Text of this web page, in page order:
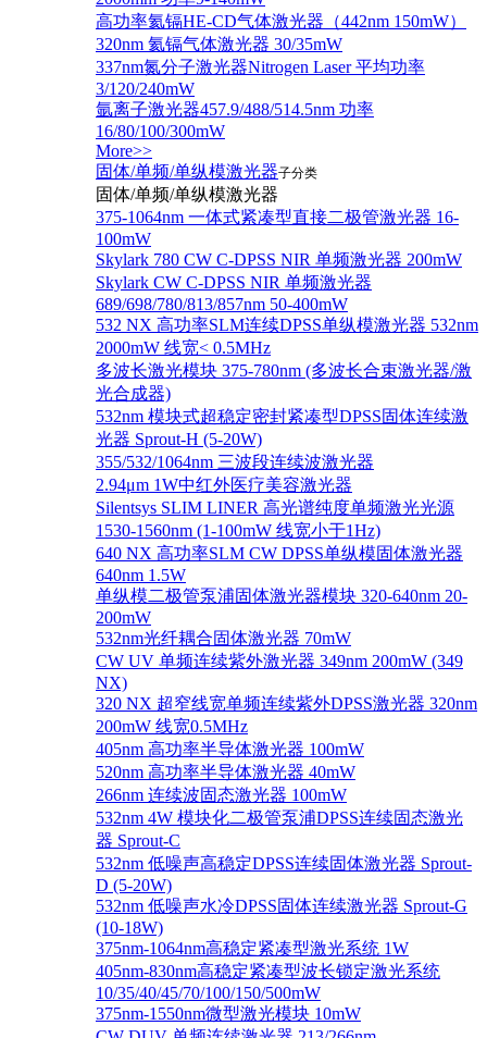
高功率氦镉HE-CD气体激光器（442nm 150mW）
320nm 氦镉气体激光器 30/35mW
337nm氮分子激光器Nitrogen Laser 平均功率
3/120/240mW
氩离子激光器457.9/488/514.5nm 功率
16/80/100/300mW
More>>
固体/单频/单纵模激光器子分类
固体/单频/单纵模激光器
375-1064nm 一体式紧凑型直接二极管激光器 16-
100mW
Skylark 780 CW C-DPSS NIR 单频激光器 200mW
Skylark CW C-DPSS NIR 单频激光器
689/698/780/813/857nm 50-400mW
532 NX 高功率SLM连续DPSS单纵模激光器 532nm
2000mW 线宽< 0.5MHz
多波长激光模块 375-780nm (多波长合束激光器/激
光合成器)
532nm 模块式超稳定密封紧凑型DPSS固体连续激
光器 Sprout-H (5-20W)
355/532/1064nm 三波段连续波激光器
2.94μm 1W中红外医疗美容激光器
Silentsys SLIM LINER 高光谱纯度单频激光光源
1530-1560nm (1-100mW 线宽小于1Hz)
640 NX 高功率SLM CW DPSS单纵模固体激光器
640nm 1.5W
单纵模二极管泵浦固体激光器模块 320-640nm 20-
200mW
532nm光纤耦合固体激光器 70mW
CW UV 单频连续紫外激光器 349nm 200mW (349
NX)
320 NX 超窄线宽单频连续紫外DPSS激光器 320nm
200mW 线宽0.5MHz
405nm 高功率半导体激光器 100mW
520nm 高功率半导体激光器 40mW
266nm 连续波固态激光器 100mW
532nm 4W 模块化二极管泵浦DPSS连续固态激光
器 Sprout-C
532nm 低噪声高稳定DPSS连续固体激光器 Sprout-
D (5-20W)
532nm 低噪声水冷DPSS固体连续激光器 Sprout-G
(10-18W)
375nm-1064nm高稳定紧凑型激光系统 1W
405nm-830nm高稳定紧凑型波长锁定激光系统
10/35/40/45/70/100/150/500mW
375nm-1550nm微型激光模块 10mW